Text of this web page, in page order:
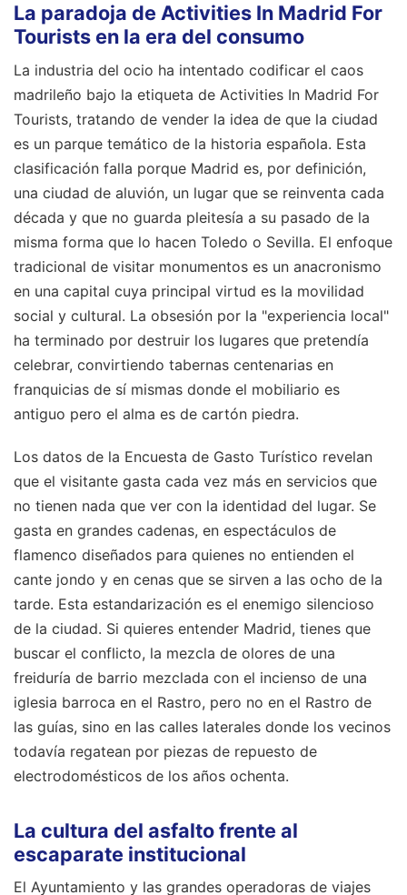
La paradoja de Activities In Madrid For
Tourists en la era del consumo
La industria del ocio ha intentado codificar el caos
madrileño bajo la etiqueta de Activities In Madrid For
Tourists, tratando de vender la idea de que la ciudad
es un parque temático de la historia española. Esta
clasificación falla porque Madrid es, por definición,
una ciudad de aluvión, un lugar que se reinventa cada
década y que no guarda pleitesía a su pasado de la
misma forma que lo hacen Toledo o Sevilla. El enfoque
tradicional de visitar monumentos es un anacronismo
en una capital cuya principal virtud es la movilidad
social y cultural. La obsesión por la "experiencia local"
ha terminado por destruir los lugares que pretendía
celebrar, convirtiendo tabernas centenarias en
franquicias de sí mismas donde el mobiliario es
antiguo pero el alma es de cartón piedra.
Los datos de la Encuesta de Gasto Turístico revelan
que el visitante gasta cada vez más en servicios que
no tienen nada que ver con la identidad del lugar. Se
gasta en grandes cadenas, en espectáculos de
flamenco diseñados para quienes no entienden el
cante jondo y en cenas que se sirven a las ocho de la
tarde. Esta estandarización es el enemigo silencioso
de la ciudad. Si quieres entender Madrid, tienes que
buscar el conflicto, la mezcla de olores de una
freiduría de barrio mezclada con el incienso de una
iglesia barroca en el Rastro, pero no en el Rastro de
las guías, sino en las calles laterales donde los vecinos
todavía regatean por piezas de repuesto de
electrodomésticos de los años ochenta.
La cultura del asfalto frente al
escaparate institucional
El Ayuntamiento y las grandes operadoras de viajes